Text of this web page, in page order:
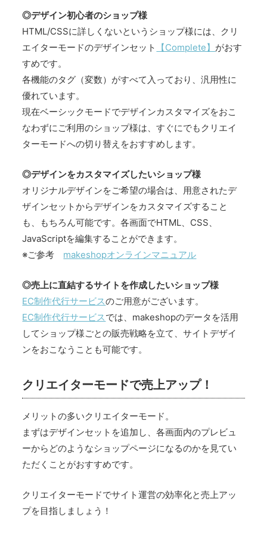
◎デザイン初心者のショップ様
HTML/CSSに詳しくないというショップ様には、クリ
エイターモードのデザインセット
【Complete】 がおす
すめです。
各機能のタグ（変数）がすべて入っており、汎用性に
優れています。
現在ベーシックモードでデザインカスタマイズをおこ
なわずにご利用のショップ様は、すぐにでもクリエイ
ターモードへの切り替えをおすすめします。
◎デザインをカスタマイズしたいショップ様
オリジナルデザインをご希望の場合は、用意されたデ
ザインセットからデザインをカスタマイズすること
も、もちろん可能です。各画面でHTML、CSS、
JavaScriptを編集することができます。
※ご参考 makeshopオンラインマニュアル
◎売上に直結するサイトを作成したいショップ様
EC制作代行サービスのご用意がございます。
EC制作代行サービスでは、makeshopのデータを活用
してショップ様ごとの販売戦略を立て、サイトデザイ
ンをおこなうことも可能です。
クリエイターモードで売上アップ！
メリットの多いクリエイターモード。
まずはデザインセットを追加し、各画面内のプレビュ
ーからどのようなショップページになるのかを見てい
ただくことがおすすめです。
クリエイターモードでサイト運営の効率化と売上アッ
プを目指しましょう！